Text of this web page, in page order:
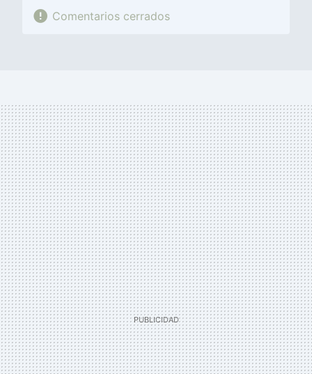
Comentarios cerrados